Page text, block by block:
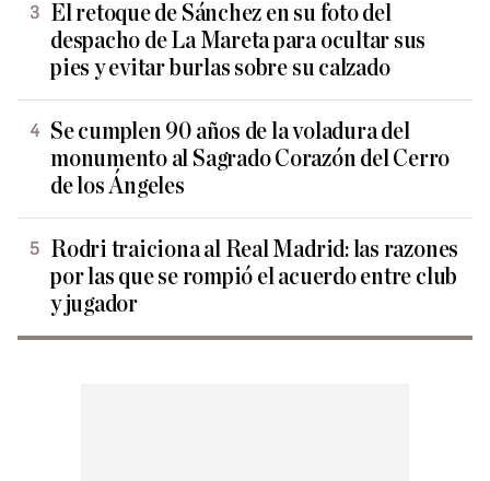
El retoque de Sánchez en su foto del
despacho de La Mareta para ocultar sus
pies y evitar burlas sobre su calzado
Se cumplen 90 años de la voladura del
monumento al Sagrado Corazón del Cerro
de los Ángeles
Rodri traiciona al Real Madrid: las razones
por las que se rompió el acuerdo entre club
y jugador